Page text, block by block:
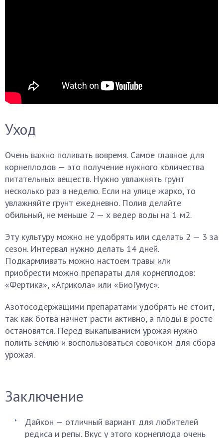
Уход
Очень важно поливать вовремя. Самое главное для
корнеплодов — это получение нужного количества
питательных веществ. Нужно увлажнять грунт
несколько раз в неделю. Если на улице жарко, то
увлажняйте грунт ежедневно. Полив делайте
обильный, не меньше 2 — х ведер воды на 1 м2.
Эту культуру можно не удобрять или сделать 2 — 3 за
сезон. Интервал нужно делать 14 дней.
Подкармливать можно настоем травы или
приобрести можно препараты для корнеплодов:
«Фертика», «Агрикола» или «БиоГумус».
Азотосодержащими препаратами удобрять не стоит,
так как ботва начнет расти активно, а плоды в росте
остановятся. Перед выкапыванием урожая нужно
полить землю и воспользоваться совочком для сбора
урожая.
Заключение
Дайкон — отличный вариант для любителей
редиса и репы. Вкус у этого корнеплода очень